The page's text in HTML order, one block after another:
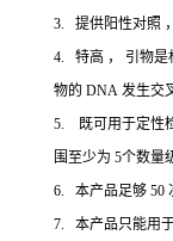
3. 提供阳性对照
4. 特高 ， 引物是
物的 DNA 发生交
5. 既可用于定性
围至少为 5个数量
6. 本产品足够 50
7. 本产品只能用于